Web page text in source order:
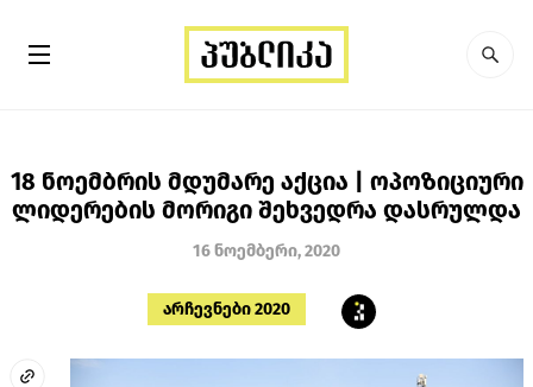
18 ნოემბრის მდუმარე აქცია | ოპოზიციური
ლიდერების მორიგი შეხვედრა დასრულდა
16 ნოემბერი, 2020
არჩევნები 2020